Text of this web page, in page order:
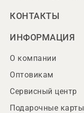
КОНТАКТЫ
ИНФОРМАЦИЯ
О компании
Оптовикам
Сервисный центр
Подарочные карты